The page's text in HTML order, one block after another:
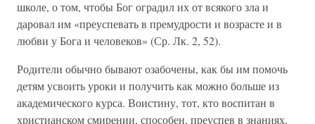
школе, о том, чтобы Бог оградил их от всякого зла и
даровал им «преуспевать в премудрости и возрасте и в
любви у Бога и человеков» (Ср. Лк. 2, 52).
Родители обычно бывают озабочены, как бы им помочь
детям усвоить уроки и получить как можно больше из
академического курса. Воистину, тот, кто воспитан в
христианском смирении, способен, преуспев в знаниях,